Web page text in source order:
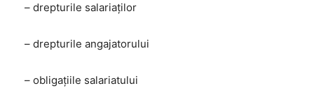
– drepturile salariaților
– drepturile angajatorului
– obligațiile salariatului